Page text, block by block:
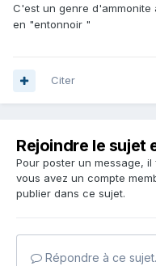
C'est un genre
en "entonnoir "
Citer
Rejoindre le sujet
Pour poster un message,
vous avez un compte
publier dans ce sujet.
Répondre à ce